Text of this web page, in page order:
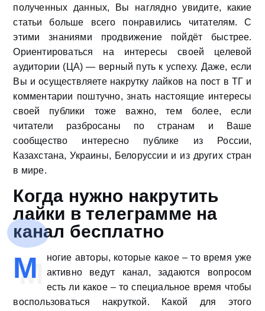
полученных данных, Вы наглядно увидите, какие
статьи больше всего понравились читателям. С
этими знаниями продвижение пойдёт быстрее.
Ориентироваться на интересы своей целевой
аудитории (ЦА) — верный путь к успеху. Даже, если
Вы и осуществляете накрутку лайков на пост в ТГ и
комментарии поштучно, знать настоящие интересы
своей публики тоже важно, тем более, если
читатели разбросаны по странам и Ваше
сообщество интересно публике из России,
Казахстана, Украины, Белоруссии и из других стран
в мире.
Когда нужно накрутить
лайки в телеграмме на
канал бесплатно
М
ногие авторы, которые какое – то время уже
активно ведут канал, задаются вопросом
есть ли какое – то специальное время чтобы
воспользоваться накруткой. Какой для этого